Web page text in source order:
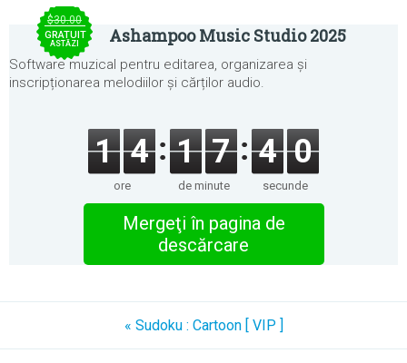
$30.00
GRATUIT
ASTĂZI Ashampoo Music Studio 2025
Software muzical pentru editarea, organizarea și
inscripționarea melodiilor și cărților audio.
1 4
ore
1 7
de minute
4 0
secunde
Mergeţi în pagina de
descărcare
« Sudoku : Cartoon [ VIP ]